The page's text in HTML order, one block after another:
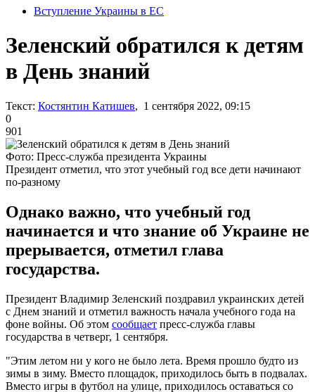
Вступление Украины в ЕС
Зеленский обратился к детям
в День знаний
Текст: Костянтин Катишев, 1 сентября 2022, 09:15
0
901
Фото: Пресс-служба президента Украины
Президент отметил, что этот учебный год все дети начинают
по-разному
Однако важно, что учебный год
начинается и что знание об Украине не
прерывается, отметил глава
государства.
Президент Владимир Зеленский поздравил украинских детей
с Днем знаний и отметил важность начала учебного года на
фоне войны. Об этом сообщает пресс-служба главы
государства в четверг, 1 сентября.
"Этим летом ни у кого не было лета. Время прошло будто из
зимы в зиму. Вместо площадок, приходилось быть в подвалах.
Вместо игры в футбол на улице, приходилось оставаться со